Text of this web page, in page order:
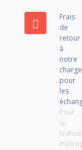
Frais
de
retour
à
notre
charge
pour
les
Pour
la
France